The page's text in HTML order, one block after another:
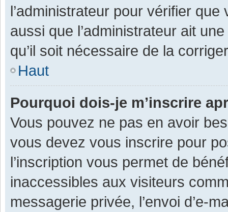
l’administrateur pour vérifier
aussi que l’administrateur ait
qu’il soit nécessaire de la
Haut
Pourquoi dois-je m’inscrire
Vous pouvez ne pas en avoir
vous devez vous inscrire pour
l’inscription vous permet de
inaccessibles aux visiteurs
messagerie privée, l’envoi d’e-